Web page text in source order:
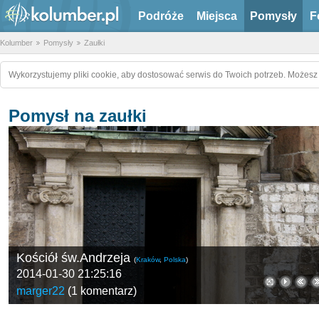
Podróże Miejsca Pomysły
Kolumber Pomysły Zaułki
Wykorzystujemy pliki cookie, aby dostosować serwis do Twoich potrzeb.
Pomysł na zaułki
Kościół św.Andrzeja (Kraków, Polska)
2014-01-30 21:25:16
marger22 (1 komentarz)